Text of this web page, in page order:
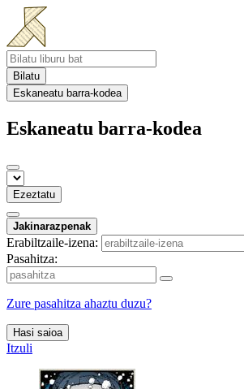
Bilatu
Eskaneatu barra-kodea
Eskaneatu barra-kodea
Ezeztatu
Jakinarazpenak
Erabiltzaile-izena:
Pasahitza:
Zure pasahitza ahaztu duzu?
Hasi saioa
Itzuli